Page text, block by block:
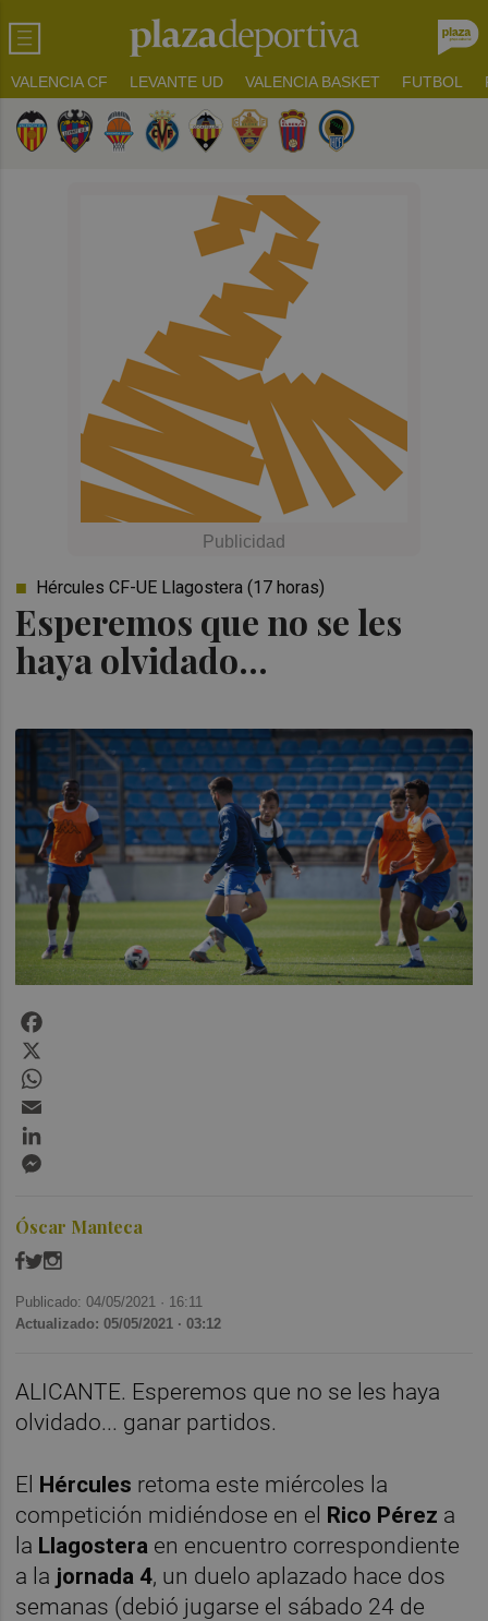
VALENCIA CF LEVANTE UD VALENCIA BASKET FUTBOL
Esperemos que no se les
haya olvidado...
Hércules CF-UE Llagostera (17 horas)
Óscar Manteca
Publicado: 04/05/2021 · 16:11
Actualizado: 05/05/2021 · 03:12
ALICANTE. Esperemos que no se les haya
olvidado... ganar partidos.
El Hércules retoma este miércoles la
competición midiéndose en el Rico Pérez a
la Llagostera en encuentro correspondiente
a la jornada 4, un duelo aplazado hace dos
semanas (debió jugarse el sábado 24 de